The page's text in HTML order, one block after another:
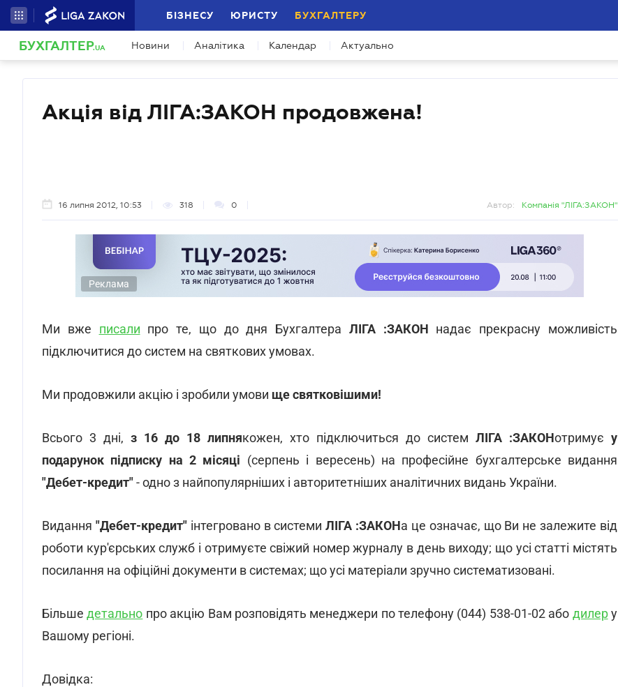
БІЗНЕСУ ЮРИСТУ БУХГАЛТЕРУ
БУХГАЛТЕР.UA Новини Аналітика Календар Актуально
Акція від ЛІГА:ЗАКОН продовжена!
16 липня 2012, 10:53 318 0 Автор: Компанія "ЛІГА:ЗАКОН"
Реклама
Ми вже писали про те, що до дня Бухгалтера ЛІГА :ЗАКОН надає прекрасну можливість
підключитися до систем на святкових умовах.
Ми продовжили акцію і зробили умови ще святковішими!
Всього 3 дні, з 16 до 18 липнякожен, хто підключиться до систем ЛІГА :ЗАКОНотримує у
подарунок підписку на 2 місяці (серпень і вересень) на професійне бухгалтерське видання
"Дебет-кредит"- одно з найпопулярніших і авторитетніших аналітичних видань України.
Видання "Дебет-кредит"інтегровано в системиЛІГА :ЗАКОНа це означає, що Ви не залежите від
роботи кур'єрських служб і отримуєте свіжий номер журналу в день виходу; що усі статті містять
посилання на офіційні документи в системах; що усі матеріали зручно систематизовані.
Більшедетально про акцію Вам розповідять менеджери по телефону (044) 538-01-02 або дилеру
Вашому регіоні.
Довідка: